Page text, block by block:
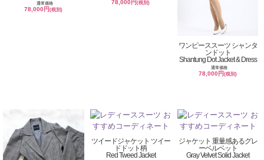
通常価格
78,000円(税別)
78,000円(税別)
ワンピーススーツ シャンタ
ンドット
Shantung Dot Jacket & Dress
通常価格
78,000円(税別)
ツイードジャケット ツイー
ドドット柄
Red Tweed Jacket
ジャケット 重量感あるグレ
ーベルベット
Gray Velvet Solid Jacket